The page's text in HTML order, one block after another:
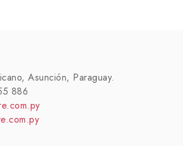
Asunción, Paraguay.
886